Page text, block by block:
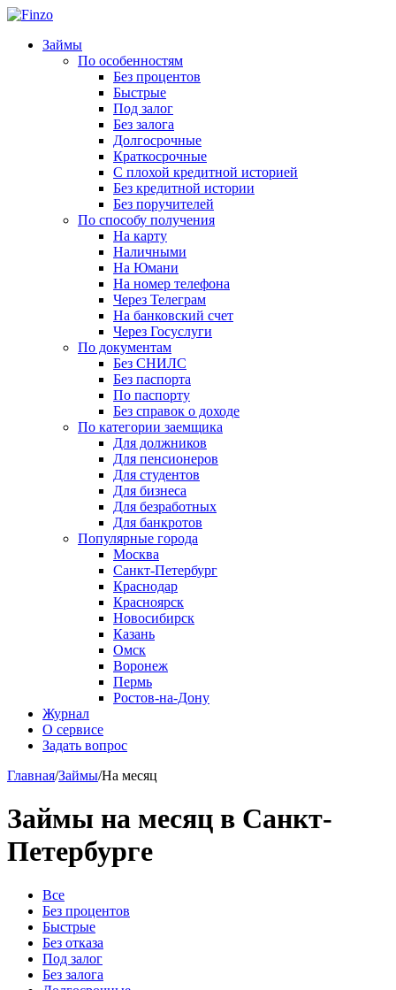
Займы
По особенностям
Без процентов
Быстрые
Под залог
Без залога
Долгосрочные
Краткосрочные
С плохой кредитной историей
Без кредитной истории
Без поручителей
По способу получения
На карту
Наличными
На Юмани
На номер телефона
Через Телеграм
На банковский счет
Через Госуслуги
По документам
Без СНИЛС
Без паспорта
По паспорту
Без справок о доходе
По категории заемщика
Для должников
Для пенсионеров
Для студентов
Для бизнеса
Для безработных
Для банкротов
Популярные города
Москва
Санкт-Петербург
Краснодар
Красноярск
Новосибирск
Казань
Омск
Воронеж
Пермь
Ростов-на-Дону
Журнал
О сервисе
Задать вопрос
Главная/Займы/На месяц
Займы на месяц в Санкт-
Петербурге
Все
Без процентов
Быстрые
Без отказа
Под залог
Без залога